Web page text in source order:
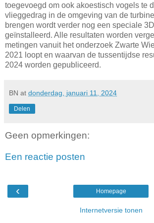
toegevoegd om ook akoestisch vogels te
vlieggedrag in de omgeving van de
brengen wordt verder nog een speciale
geïnstalleerd. Alle resultaten worden
metingen vanuit het onderzoek Zwarte
2021 loopt en waarvan de tussentijdse
2024 worden gepubliceerd.
BN at donderdag, januari 11, 2024
Delen
Geen opmerkingen:
Een reactie posten
‹ Homepage
Internetversie tonen